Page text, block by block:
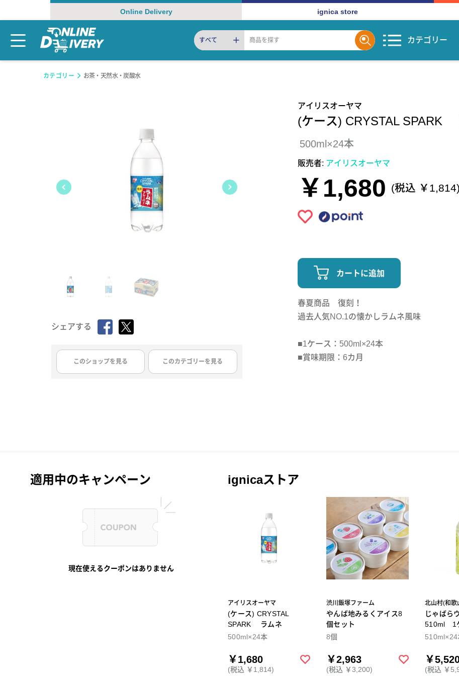
Online Delivery ignica store
すべて カテゴリー
カテゴリー お茶・天然水・炭酸水
シェアする
このショップを見る このカテゴリーを見る
アイリスオーヤマ
(ケース) CRYSTAL SPARK
500ml×24本
販売者: アイリスオーヤマ
￥1,680 (税込 ￥1,814)
カートに追加
春夏商品 復刻！
過去人気NO.1の懐かしラムネ風味
■1ケース：500ml×24本
適用中のキャンペーン
現在使えるクーポンはありません
ignicaストア
アイリスオーヤマ
(ケース) CRYSTAL
SPARK ラムネ
500ml×24本
￥1,680
(税込 ￥1,814)
渋川飯塚ファーム
やんば地みるくアイス8
個セット
8個
￥2,963
(税込 ￥3,200)
北山村(和歌
じゃばら
510ml 1
510ml×24
￥
(税込 ￥